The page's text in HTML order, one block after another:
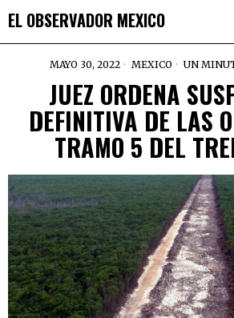
EL OBSERVADOR MEXICO
MAYO 30, 2022 MEXICO UN
JUEZ ORDENA
DEFINITIVA DE LAS
TRAMO 5 DEL